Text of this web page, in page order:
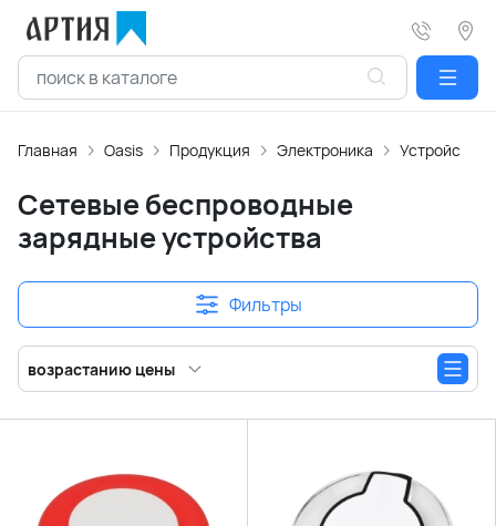
Главная Oasis Продукция Электроника Устройства
Сетевые беспроводные
зарядные устройства
Фильтры
возрастанию цены